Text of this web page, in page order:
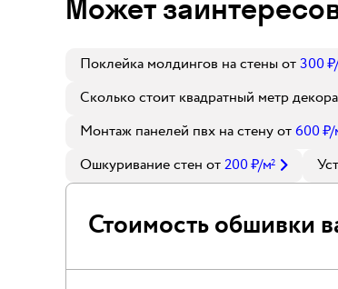
Поклейка молдингов на стеныот300₽
Сколько стоит квадратный метр
Монтаж панелей пвх на стенуот600₽/
Ошкуривание стен от200₽/м2
Стоимость обшивки